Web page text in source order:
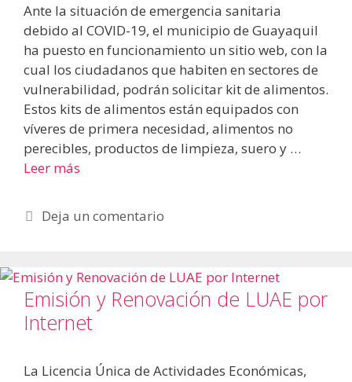
Ante la situación de emergencia sanitaria
debido al COVID-19, el municipio de Guayaquil
ha puesto en funcionamiento un sitio web, con la
cual los ciudadanos que habiten en sectores de
vulnerabilidad, podrán solicitar kit de alimentos.
Estos kits de alimentos están equipados con
víveres de primera necesidad, alimentos no
perecibles, productos de limpieza, suero y …
Leer más
Deja un comentario
Emisión y Renovación de LUAE por
Internet
La Licencia Única de Actividades Económicas,